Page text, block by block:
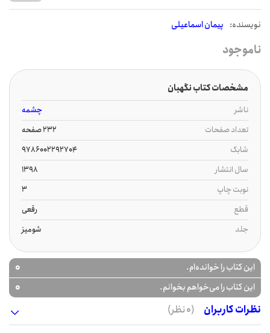
نويسنده: پیمان اسماعیلی
ناموجود
مشخصات کتاب نگهبان
ناشر
چشمه
تعداد صفحات
232 صفحه
شابک
9786002292704
سال انتشار
1398
نوبت چاپ
3
قطع
رقعی
جلد
شومیز
این کتاب را خوانده‌ام. 0
این کتاب را می‌خواهم بخوانم.
0
نظرات کاربران
(0 نظر)